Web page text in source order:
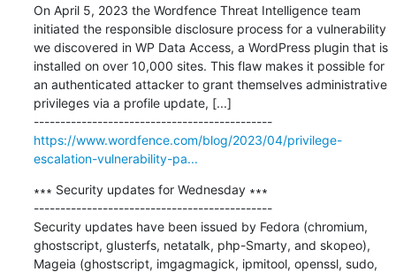
On April 5, 2023 the Wordfence Threat Intelligence team
initiated the responsible disclosure process for a vulnerability
we discovered in WP Data Access, a WordPress plugin that is
installed on over 10,000 sites. This flaw makes it possible for
an authenticated attacker to grant themselves administrative
privileges via a profile update, [...]
---------------------------------------------
https://www.wordfence.com/blog/2023/04/privilege-
escalation-vulnerability-pa...
∗∗∗ Security updates for Wednesday ∗∗∗
---------------------------------------------
Security updates have been issued by Fedora (chromium,
ghostscript, glusterfs, netatalk, php-Smarty, and skopeo),
Mageia (ghostscript, imgagmagick, ipmitool, openssl, sudo,